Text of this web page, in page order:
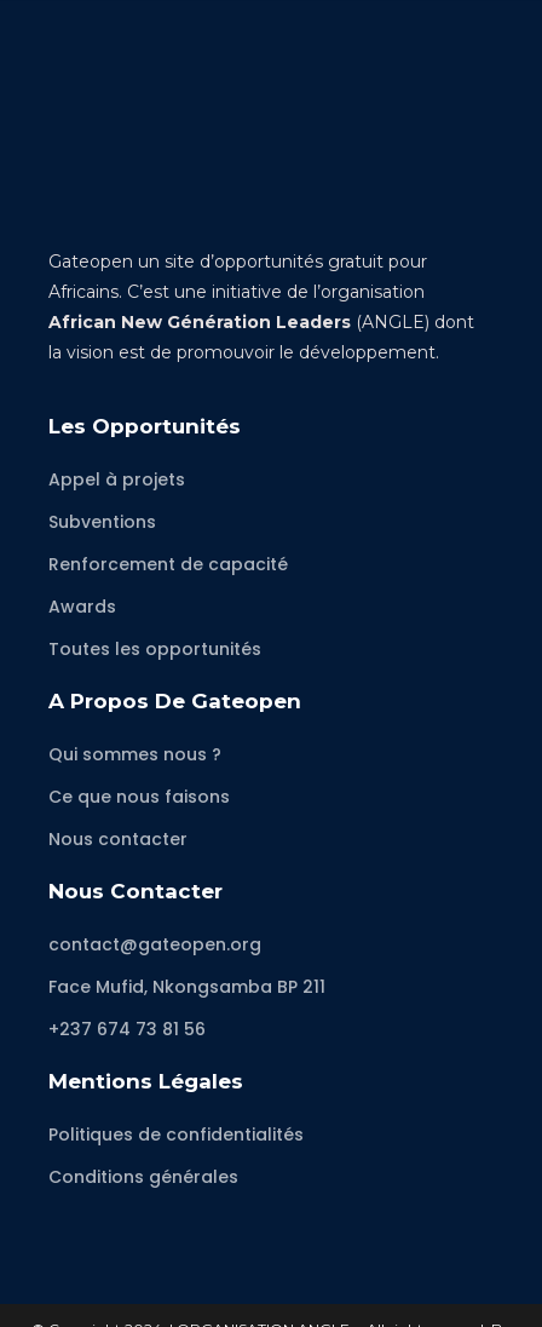
Gateopen un site d’opportunités gratuit pour
Africains. C’est une initiative de l’organisation
African New Génération Leaders (ANGLE) dont
la vision est de promouvoir le développement.
Les Opportunités
Appel à projets
Subventions
Renforcement de capacité
Awards
Toutes les opportunités
A Propos De Gateopen
Qui sommes nous ?
Ce que nous faisons
Nous contacter
Nous Contacter
contact@gateopen.org
Face Mufid, Nkongsamba BP 211
+237 674 73 81 56
Mentions Légales
Politiques de confidentialités
Conditions générales